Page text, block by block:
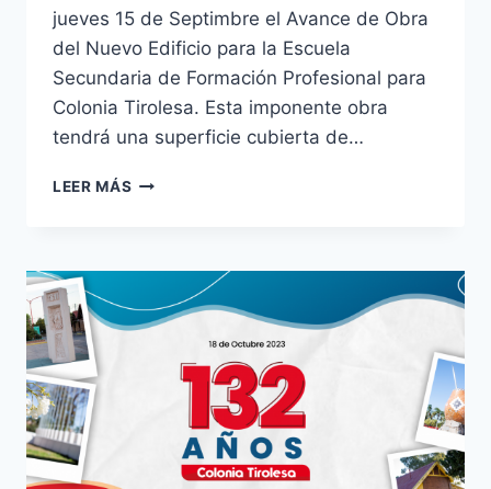
jueves 15 de Septimbre el Avance de Obra
del Nuevo Edificio para la Escuela
Secundaria de Formación Profesional para
Colonia Tirolesa. Esta imponente obra
tendrá una superficie cubierta de…
LEER MÁS